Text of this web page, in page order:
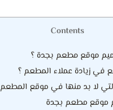
Contents
موقع مطعم بجدة ؟
في زيادة عملاء المطعم ؟
لا بد منها في موقع المطعم
موقع مطعم بجدة